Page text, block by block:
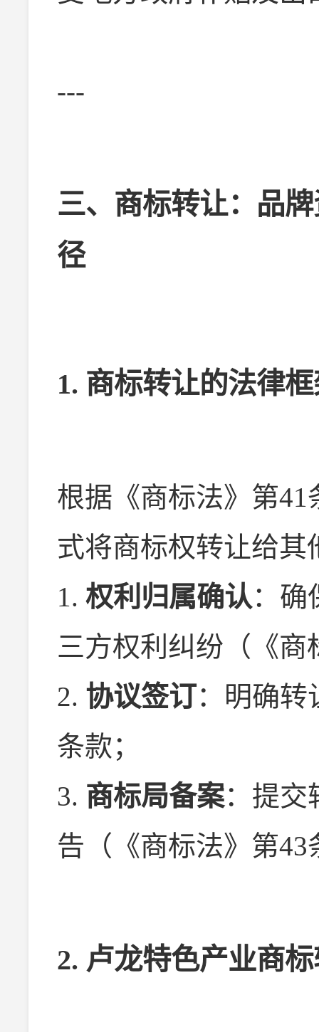
---
三、商标转让：品
径
1. 商标转让的法律
根据《商标法》第
式将商标权转让给
1. 权利归属确认：确
三方权利纠纷（《商
2. 协议签订：明确转
条款；
3. 商标局备案：提交
告（《商标法》第43
2. 卢龙特色产业商